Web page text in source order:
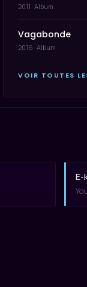
2011 · Album
Vagabonde
2016 · Album
VOIR TOUTES
E-